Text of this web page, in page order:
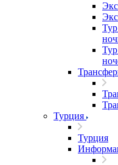
Турция
Турция